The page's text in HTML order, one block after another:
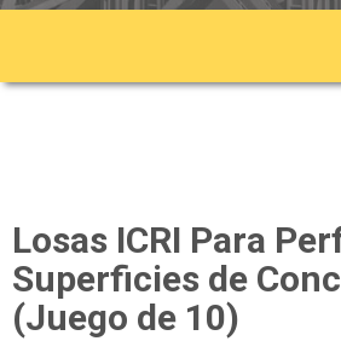
Losas ICRI Para
Superficies de
(Juego de 10)